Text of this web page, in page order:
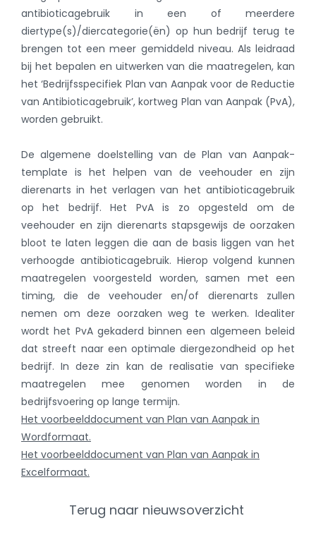
antibioticagebruik in een of meerdere
diertype(s)/diercategorie(ën) op hun bedrijf terug te
brengen tot een meer gemiddeld niveau. Als leidraad
bij het bepalen en uitwerken van die maatregelen, kan
het ‘Bedrijfsspecifiek Plan van Aanpak voor de Reductie
van Antibioticagebruik’, kortweg Plan van Aanpak (PvA),
worden gebruikt.
De algemene doelstelling van de Plan van Aanpak-
template is het helpen van de veehouder en zijn
dierenarts in het verlagen van het antibioticagebruik
op het bedrijf. Het PvA is zo opgesteld om de
veehouder en zijn dierenarts stapsgewijs de oorzaken
bloot te laten leggen die aan de basis liggen van het
verhoogde antibioticagebruik. Hierop volgend kunnen
maatregelen voorgesteld worden, samen met een
timing, die de veehouder en/of dierenarts zullen
nemen om deze oorzaken weg te werken. Idealiter
wordt het PvA gekaderd binnen een algemeen beleid
dat streeft naar een optimale diergezondheid op het
bedrijf. In deze zin kan de realisatie van specifieke
maatregelen mee genomen worden in de
bedrijfsvoering op lange termijn.
Het voorbeelddocument van Plan van Aanpak in
Wordformaat.
Het voorbeelddocument van Plan van Aanpak in
Excelformaat.
Terug naar nieuwsoverzicht